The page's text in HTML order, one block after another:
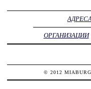
ОРГАНИЗАЦИИ
© 2012